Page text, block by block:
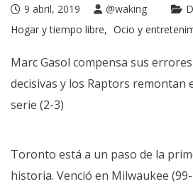
9 abril, 2019 @waking
Hogar y tiempo libre
Ocio y
Marc Gasol compensa sus
decisivas y los Raptors remontan
serie (2-3)
Toronto está a un paso de la
historia. Venció en Milwaukee